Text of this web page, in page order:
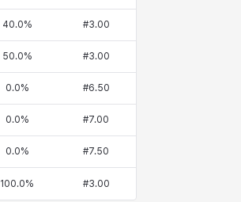
40.0% #3.00
50.0% #3.00
0.0% #6.50
0.0% #7.00
0.0% #7.50
100.0% #3.00